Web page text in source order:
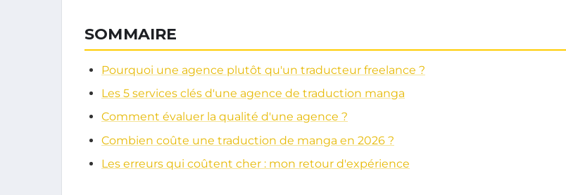
SOMMAIRE
Pourquoi une agence plutôt qu'un traducteur freelance ?
Les 5 services clés d'une agence de traduction manga
Comment évaluer la qualité d'une agence ?
Combien coûte une traduction de manga en 2026 ?
Les erreurs qui coûtent cher : mon retour d'expérience